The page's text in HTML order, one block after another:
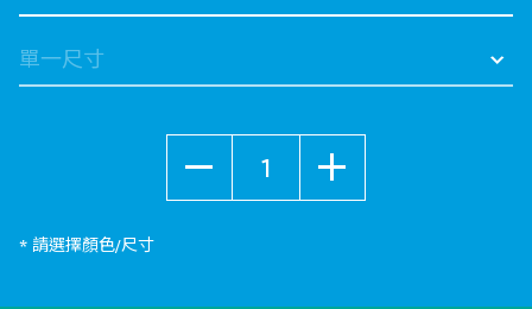
* 請選擇顏色/尺寸